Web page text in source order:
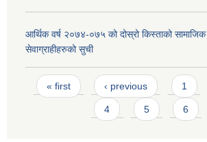
आर्थिक वर्ष २०७४-०७५ को दोस्रो किस्ताको सामाजिक
सेवाग्राहीहरुको सुची
Pages
« first ‹ previous 1
4 5 6